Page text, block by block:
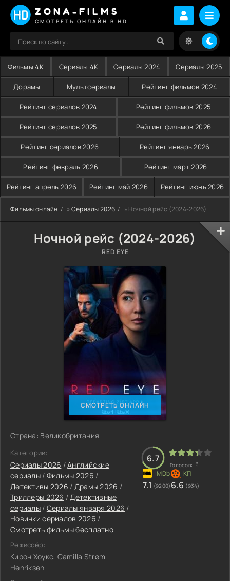
ZONA-FILMS
СМОТРЕТЬ ОНЛАЙН В HD
Фильмы 4K Сериалы 4K Сериалы 2024 Сериалы 2025
Дорамы Мультсериалы Рейтинг фильмов 2024
Рейтинг сериалов 2024 Рейтинг фильмов 2025
Рейтинг сериалов 2025 Рейтинг фильмов 2026
Рейтинг сериалов 2026 Рейтинг январь 2026
Рейтинг февраль 2026 Рейтинг март 2026
Рейтинг апрель 2026 Рейтинг май 2026 Рейтинг июнь 2026
Фильмы онлайн » Сериалы 2026 » Ночной рейс (2024-2026)
Ночной рейс (2024-2026)
RED EYE
СМОТРЕТЬ ОНЛАЙН
Страна: Великобритания
Категории:
Сериалы 2026 /Английские
сериалы/ Фильмы 2026 /
Детективы 2026 / Драмы 2026 /
Триллеры 2026 /Детективные
сериалы/ Сериалы января 2026 /
Новинки сериалов 2026 /
Смотреть фильмы бесплатно
Режиссёр:
Кирон Хоукс, Camilla Strøm
Henriksen
6.7
Голосов: 3
7.1 (9200) 6.6 (934)